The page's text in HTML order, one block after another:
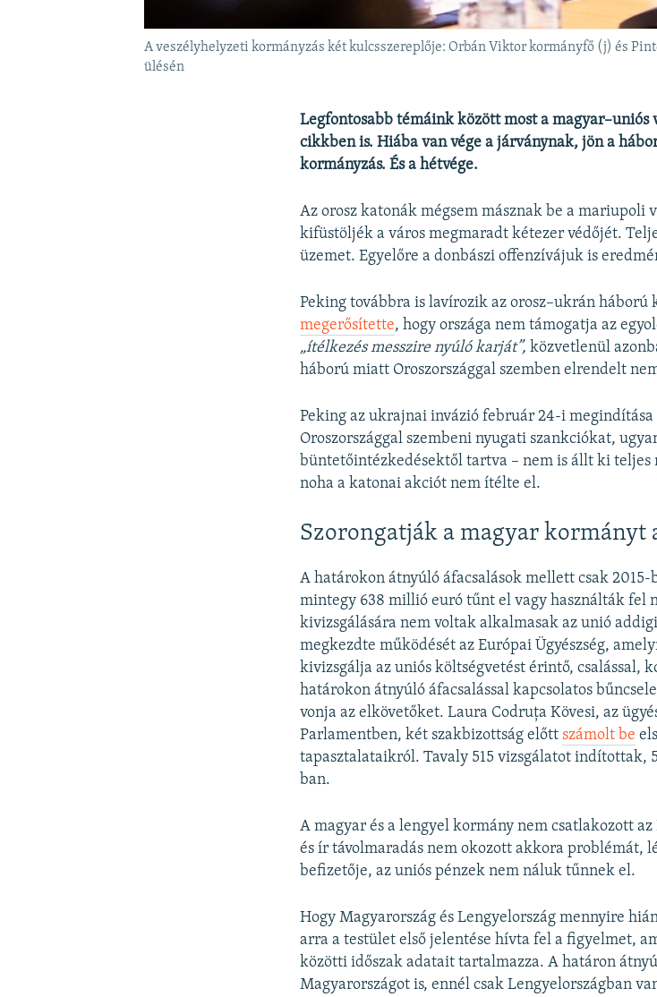
A veszélyhelyzeti kormányzás két kulcsszereplője: Orbán Viktor kormányfő (j) és
ülésén
Legfontosabb témáink között most a
cikkben is. Hiába van vége a járványnak, jön a
kormányzás. És a hétvége.
Az orosz katonák mégsem másznak be a mariupoli
kifüstöljék a város megmaradt kétezer védőjét.
üzemet. Egyelőre a donbászi offenzívájuk is
Peking továbbra is lavírozik az orosz–ukrán háború
megerősítette, hogy országa nem támogatja az
„ítélkezés messzire nyúló karját”, közvetlenül
háború miatt Oroszországgal szemben elrendelt
Peking az ukrajnai invázió február 24-i
Oroszországgal szembeni nyugati szankciókat,
büntetőintézkedésektől tartva – nem is állt ki teljes
noha a katonai akciót nem ítélte el.
Szorongatják a magyar kormányt
A határokon átnyúló áfacsalások mellett csak
mintegy 638 millió euró tűnt el vagy használták fel
kivizsgálására nem voltak alkalmasak az unió
megkezdte működését az Európai Ügyészség,
kivizsgálja az uniós költségvetést érintő, csalással,
határokon átnyúló áfacsalással kapcsolatos
vonja az elkövetőket. Laura Codruța Kövesi, az
Parlamentben, két szakbizottság előtt számolt be
tapasztalataikról. Tavaly 515 vizsgálatot indítottak,
ban.
A magyar és a lengyel kormány nem csatlakozott az
és ír távolmaradás nem okozott akkora problémát,
befizetője, az uniós pénzek nem náluk tűnnek el.
Hogy Magyarország és Lengyelország mennyire
arra a testület első jelentése hívta fel a figyelmet,
közötti időszak adatait tartalmazza. A határon
Magyarországot is, ennél csak Lengyelországban